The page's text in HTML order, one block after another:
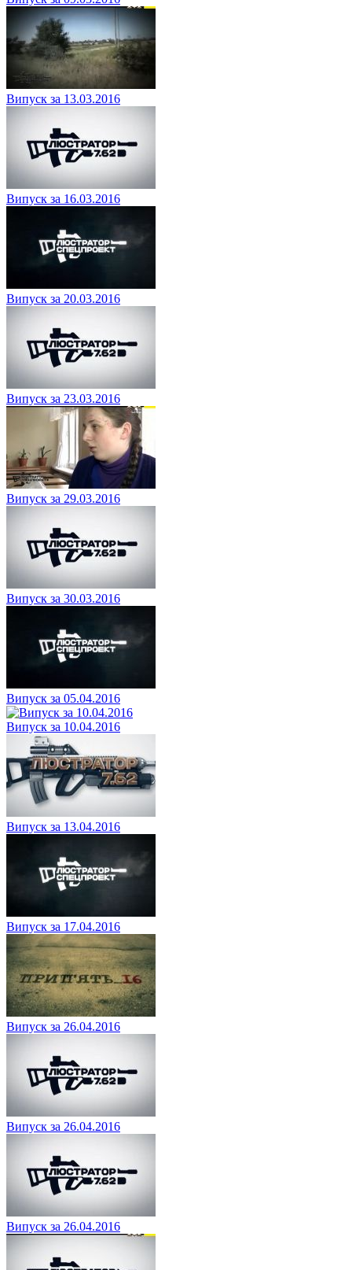
Випуск за 13.03.2016
Випуск за 16.03.2016
Випуск за 20.03.2016
Випуск за 23.03.2016
Випуск за 29.03.2016
Випуск за 30.03.2016
Випуск за 05.04.2016
Випуск за 10.04.2016
Випуск за 13.04.2016
Випуск за 17.04.2016
Випуск за 26.04.2016
Випуск за 26.04.2016
Випуск за 26.04.2016